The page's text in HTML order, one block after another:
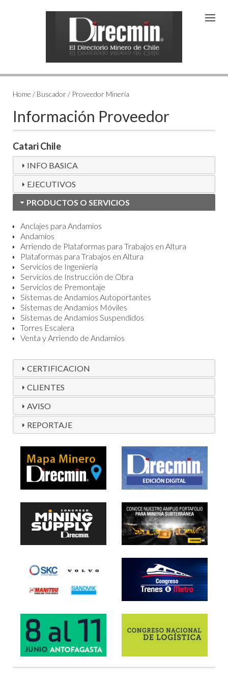
Home / Buscador / Proveedor Minería
Información Proveedor
Catari Chile
INFO BASICA
EJECUTIVOS
PRODUCTOS O SERVICIOS
Anclajes para Andamios
Andamios
Arriendo de Plataformas para Trabajos en Altura
Plataformas para Trabajos en Altura
Servicios de Ingeniería
Servicios de Instrucción de Obra
Servicios de Premontaje
Sistemas de Andamios Autoportantes
Sistemas de Andamios Móviles
Sistemas de Andamios Suspendidos
Torres Escalera
Venta y Arriendo de Andamios
CERTIFICACION
CLIENTES
AVISO
REPORTAJE